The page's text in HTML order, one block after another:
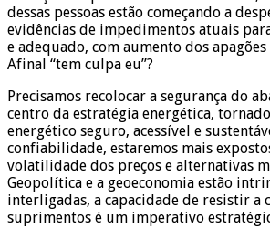
dessas pessoas estão começando a
evidências de impedimentos atuais
e adequado, com aumento dos
Afinal “tem culpa eu”?
Precisamos recolocar a segurança do
centro da estratégia energética,
energético seguro, acessível e
confiabilidade, estaremos mais
volatilidade dos preços e alternativas
Geopolítica e a geoeconomia estão
interligadas, a capacidade de resistir a
suprimentos é um imperativo